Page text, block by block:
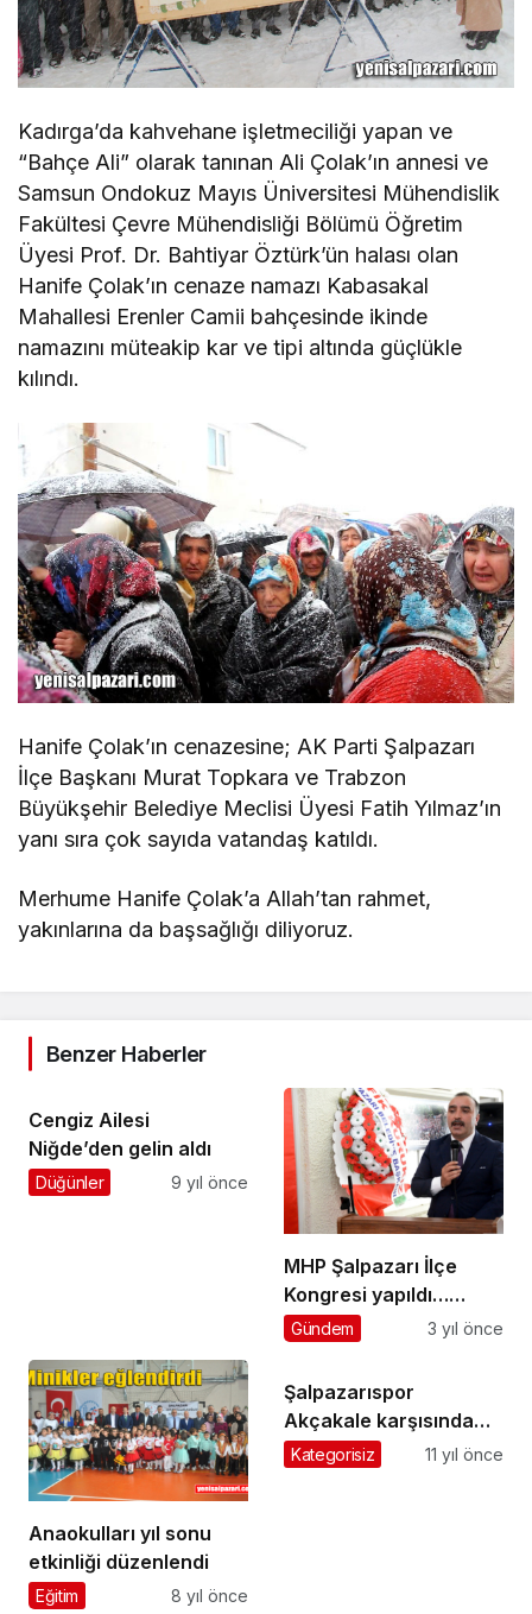
Kadırga’da kahvehane işletmeciliği yapan ve
“Bahçe Ali” olarak tanınan Ali Çolak’ın annesi ve
Samsun Ondokuz Mayıs Üniversitesi Mühendislik
Fakültesi Çevre Mühendisliği Bölümü Öğretim
Üyesi Prof. Dr. Bahtiyar Öztürk’ün halası olan
Hanife Çolak’ın cenaze namazı Kabasakal
Mahallesi Erenler Camii bahçesinde ikinde
namazını müteakip kar ve tipi altında güçlükle
kılındı.
Hanife Çolak’ın cenazesine; AK Parti Şalpazarı
İlçe Başkanı Murat Topkara ve Trabzon
Büyükşehir Belediye Meclisi Üyesi Fatih Yılmaz’ın
yanı sıra çok sayıda vatandaş katıldı.
Merhume Hanife Çolak’a Allah’tan rahmet,
yakınlarına da başsağlığı diliyoruz.
Benzer Haberler
Cengiz Ailesi
Niğde’den gelin aldı
Düğünler 9 yıl önce
MHP Şalpazarı İlçe
Kongresi yapıldı…
Mustafa Koç başkan
Gündem 3 yıl önce
Anaokulları yıl sonu
etkinliği düzenlendi
Eğitim 8 yıl önce
Şalpazarıspor
Akçakale karşısında
galibiyeti kaçırdı
Kategorisiz 11 yıl önce